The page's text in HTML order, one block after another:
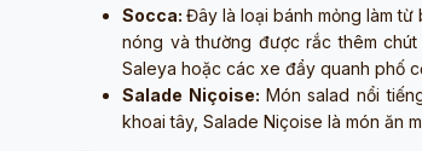
Socca:Đây là loại bánh mỏng làm
nóng và thường được rắc thêm
Saleya hoặc các xe đẩy quanh phố
Salade Niçoise: Món salad nổi
khoai tây, Salade Niçoise là món ăn